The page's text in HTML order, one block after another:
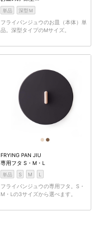
単品 深型Ｍ
フライパンジュウのお皿（本体）単
品。深型タイプのMサイズ。
FRYING PAN JIU
専用フタ S・M・L
単品 S M L
フライパンジュウの専用フタ。S・
M・Lの3サイズから選べます。